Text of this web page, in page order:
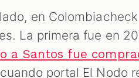
en
La primera fue en
a Santos fue
portal El Nodo